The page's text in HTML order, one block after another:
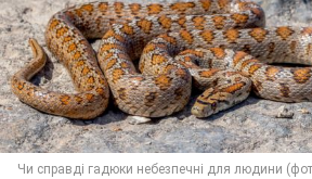
Чи справді гадюки небезпечні для людини